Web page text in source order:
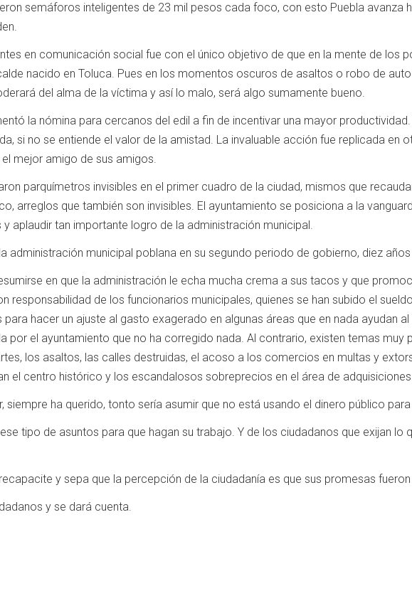
semáforos inteligentes de 23 mil pesos cada foco, con esto Puebla avanza
en comunicación social fue con el único objetivo de que en la mente de los
nacido en Toluca. Pues en los momentos oscuros de asaltos o robo de
del alma de la víctima y así lo malo, será algo sumamente bueno.
la nómina para cercanos del edil a fin de incentivar una mayor
si no se entiende el valor de la amistad. La invaluable acción fue replicada en
mejor amigo de sus amigos.
parquímetros invisibles en el primer cuadro de la ciudad, mismos que
arreglos que también son invisibles. El ayuntamiento se posiciona a la
aplaudir tan importante logro de la administración municipal.
administración municipal poblana en su segundo periodo de gobierno, diez
en que la administración le echa mucha crema a sus tacos y que
responsabilidad de los funcionarios municipales, quienes se han subido el
hacer un ajuste al gasto exagerado en algunas áreas que en nada ayudan
por el ayuntamiento que no ha corregido nada. Al contrario, existen temas muy
los asaltos, las calles destruidas, el acoso a los comercios en multas y
el centro histórico y los escandalosos sobreprecios en el área de
siempre ha querido, tonto sería asumir que no está usando el dinero público
tipo de asuntos para que hagan su trabajo. Y de los ciudadanos que exijan lo
y sepa que la percepción de la ciudadanía es que sus promesas
y se dará cuenta.